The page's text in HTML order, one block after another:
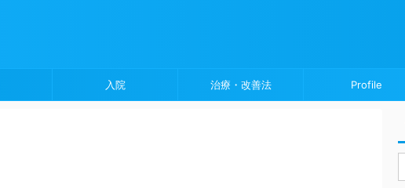
入院 治療・改善法 Profile